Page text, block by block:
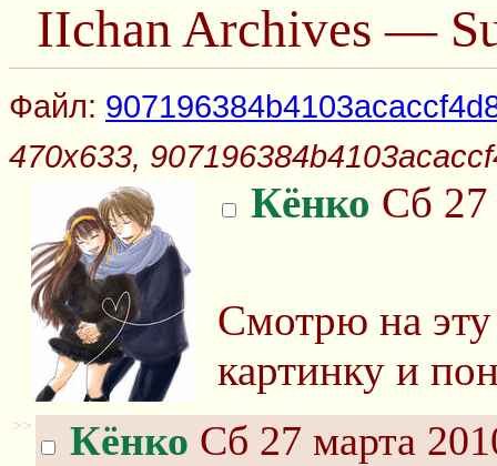
IIchan Archives —
Файл:
470x633,
Кёнко Сб 27
Смотрю на
картинку и
>> Кёнко Сб 27 марта